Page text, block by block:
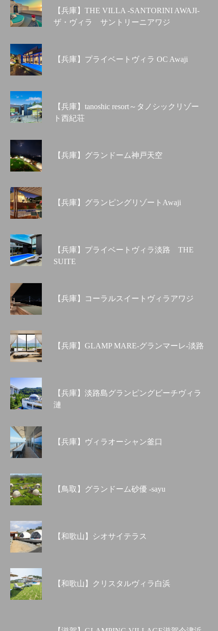
【兵庫】THE VILLA -SANTORINI AWAJI-
ザ・ヴィラ サントリーニアワジ
【兵庫】プライベートヴィラ OC Awaji
【兵庫】tanoshic resort～タノシックリゾー
ト西紀荘
【兵庫】グランドーム神戸天空
【兵庫】グランピングリゾートAwaji
【兵庫】プライベートヴィラ淡路 THE
SUITE
【兵庫】コーラルスイートヴィラアワジ
【兵庫】GLAMP MARE-グランマーレ-淡路
【兵庫】淡路島グランピングビーチヴィラ
漣
【兵庫】ヴィラオーシャン釜口
【鳥取】グランドーム砂優 -sayu
【和歌山】シオサイテラス
【和歌山】クリスタルヴィラ白浜